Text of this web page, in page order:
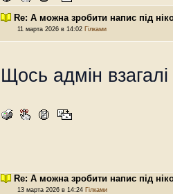
Re: А можна зробити напис під
11 марта 2026 в 14:02 Гілками
Щось адмін
Re: А можна зробити напис під
13 марта 2026 в 14:24 Гілками